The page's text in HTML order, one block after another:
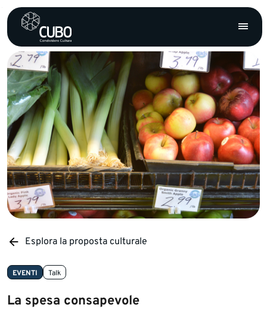
Esplora la proposta culturale
EVENTI Talk
La spesa consapevole